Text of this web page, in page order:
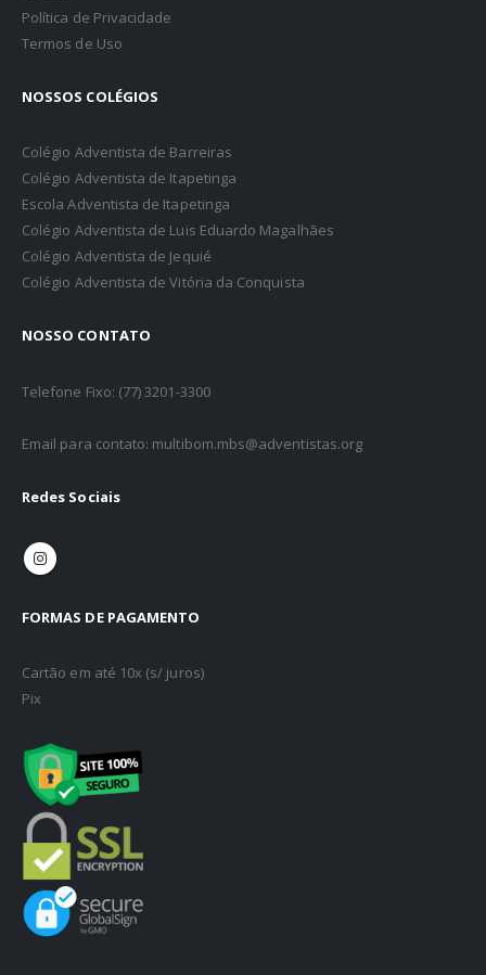
Política de Privacidade
Termos de Uso
NOSSOS COLÉGIOS
Colégio Adventista de Barreiras
Colégio Adventista de Itapetinga
Escola Adventista de Itapetinga
Colégio Adventista de Luis Eduardo Magalhães
Colégio Adventista de Jequié
Colégio Adventista de Vitória da Conquista
NOSSO CONTATO
Telefone Fixo: (77) 3201-3300
Email para contato: multibom.mbs@adventistas.org
Redes Sociais
FORMAS DE PAGAMENTO
Cartão em até 10x (s/ juros)
Pix